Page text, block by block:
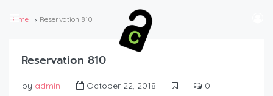
Home Reservation 810
Reservation 810
by admin October 22, 2018 0